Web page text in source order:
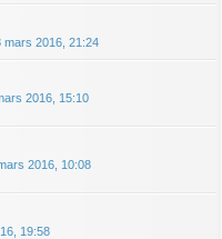
mars 2016, 21:24
2016, 15:10
2016, 10:08
19:58